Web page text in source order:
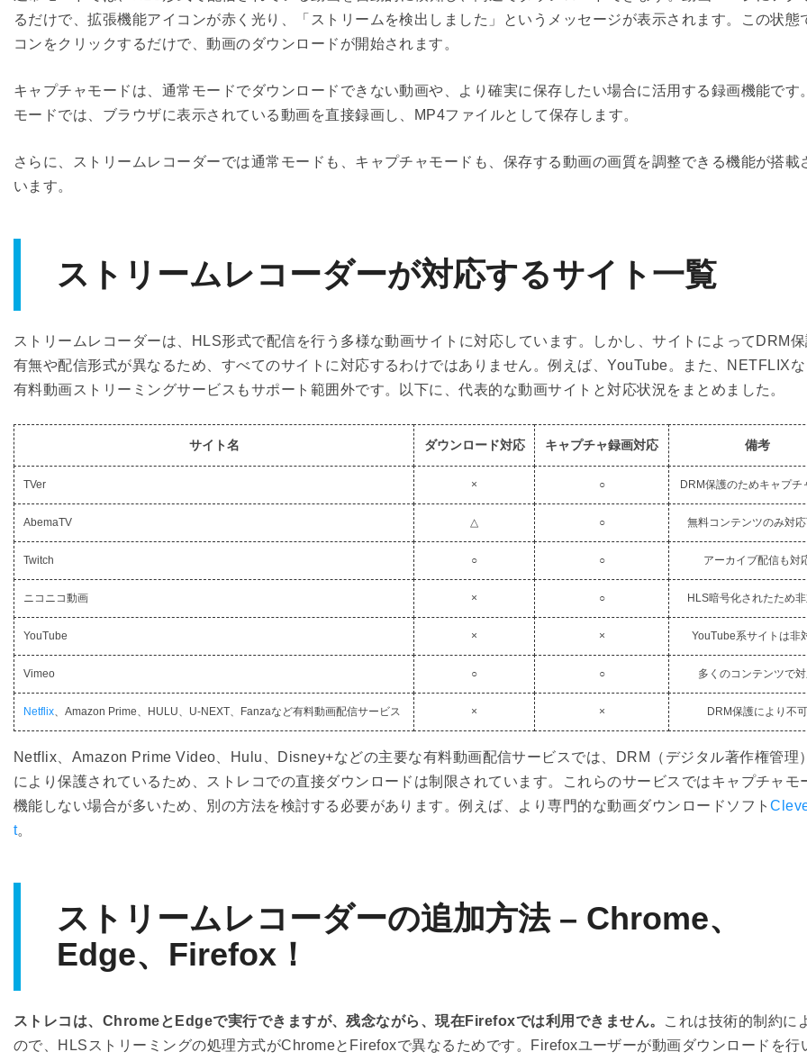
るだけで、拡張機能アイコンが赤く光り、「ストリームを検出しました」というメッセージが表示されます。この状態
コンをクリックするだけで、動画のダウンロードが開始されます。
キャプチャモードは、通常モードでダウンロードできない動画や、より確実に保存したい場合に活用する録画機能です
モードでは、ブラウザに表示されている動画を直接録画し、MP4ファイルとして保存します。
さらに、ストリームレコーダーでは通常モードも、キャプチャモードも、保存する動画の画質を調整できる機能が搭載
います。
ストリームレコーダーが対応するサイト一覧
ストリームレコーダーは、HLS形式で配信を行う多様な動画サイトに対応しています。しかし、サイトによってDRM
有無や配信形式が異なるため、すべてのサイトに対応するわけではありません。例えば、YouTube。また、NETFLIX
有料動画ストリーミングサービスもサポート範囲外です。以下に、代表的な動画サイトと対応状況をまとめました。
サイト名 ダウンロード対応 キャプチャ録画対応 備考
TVer × ○ DRM保護のためキャプチ
AbemaTV △ ○ 無料コンテンツのみ対
Twitch ○ ○ アーカイブ配信も対
ニコニコ動画 × ○ HLS暗号化されたため
YouTube × × YouTube系サイトは非
Vimeo ○ ○ 多くのコンテンツで
Netflix、Amazon Prime、HULU、U-NEXT、Fanzaなど有料動画配信サービス × × DRM保護により不可
Netflix、Amazon Prime Video、Hulu、Disney+などの主要な有料動画配信サービスでは、DRM（デジタル著作権管理
により保護されているため、ストレコでの直接ダウンロードは制限されています。これらのサービスではキャプチャモ
機能しない場合が多いため、別の方法を検討する必要があります。例えば、より専門的な動画ダウンロードソフト
t。
ストリームレコーダーの追加方法 – Chrome、
Edge、Firefox！
ストレコは、ChromeとEdgeで実行できますが、残念ながら、現在Firefoxでは利用できません。 これは技術的制約に
ので、HLSストリーミングの処理方式がChromeとFirefoxで異なるためです。Firefoxユーザーが動画ダウンロードを行